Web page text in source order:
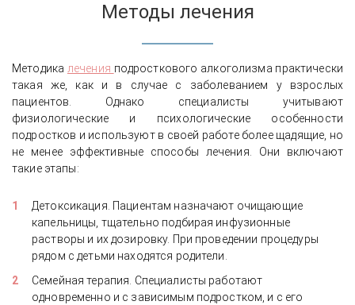
Методы лечения
Методика лечения подросткового алкоголизма практически
такая же, как и в случае с заболеванием у взрослых
пациентов. Однако специалисты учитывают
физиологические и психологические особенности
подростков и используют в своей работе более щадящие, но
не менее эффективные способы лечения. Они включают
такие этапы:
Детоксикация. Пациентам назначают очищающие
капельницы, тщательно подбирая инфузионные
растворы и их дозировку. При проведении процедуры
рядом с детьми находятся родители.
Семейная терапия. Специалисты работают
одновременно и с зависимым подростком, и с его